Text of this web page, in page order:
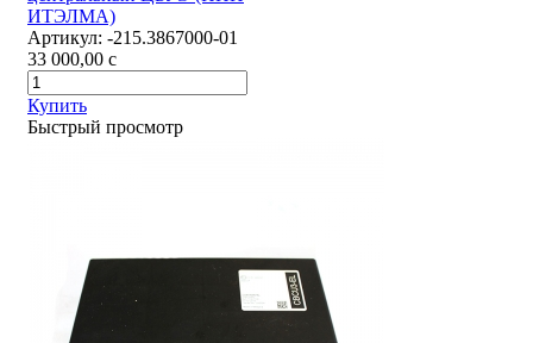
ИТЭЛМА)
Артикул: -215.3867000-01
33 000,00 c
Купить
Быстрый просмотр